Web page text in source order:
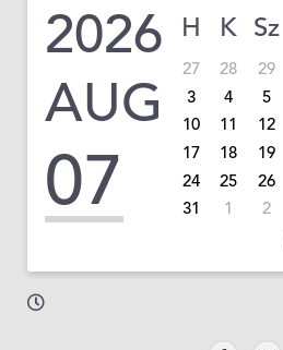
2026
AUG
07
H K Sz
27 28 29
3
4 5
10
11 12
17
18 19
24
25 26
31
1 2